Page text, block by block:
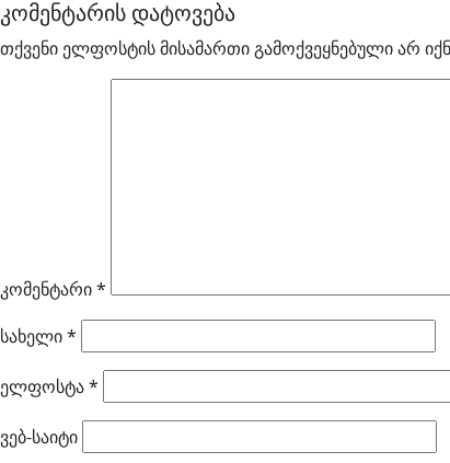
კომენტარის დატოვება
თქვენი ელფოსტის მისამართი გამოქვეყნებული არ
კომენტარი*
სახელი*
ელფოსტა*
ვებ-საიტი